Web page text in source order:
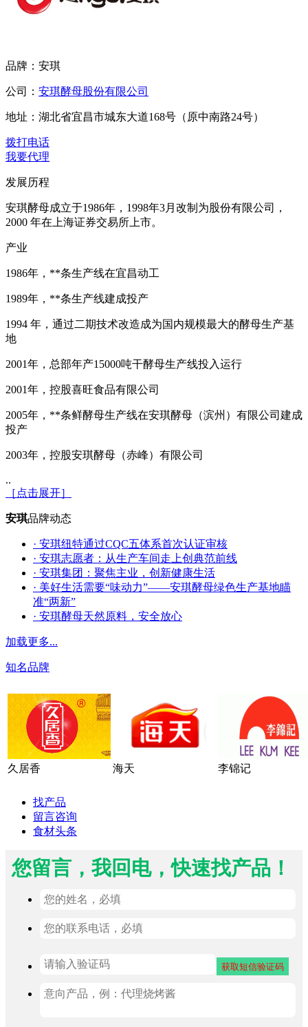
品牌：安琪
公司： 安琪酵母股份有限公司
地址：湖北省宜昌市城东大道168号（原中南路24号）
拨打电话
我要代理
发展历程
安琪酵母成立于1986年，1998年3月改制为股份有限公司，
2000 年在上海证券交易所上市。
产业
1986年，**条生产线在宜昌动工
1989年，**条生产线建成投产
1994 年，通过二期技术改造成为国内规模最大的酵母生产基
地
2001年，总部年产15000吨干酵母生产线投入运行
2001年，控股喜旺食品有限公司
2005年，**条鲜酵母生产线在安琪酵母（滨州）有限公司建成
投产
2003年，控股安琪酵母（赤峰）有限公司
..
［点击展开］
安琪品牌动态
· 安琪纽特通过CQC五体系首次认证审核
· 安琪志愿者：从生产车间走上创典范前线
· 安琪集团：聚焦主业，创新健康生活
· 美好生活需要“味动力”——安琪酵母绿色生产基地瞄
准“两新”
· 安琪酵母天然原料，安全放心
加载更多...
知名品牌
久居香 海天 李锦记
找产品
留言咨询
食材头条
您留言，我回电，快速找产品！